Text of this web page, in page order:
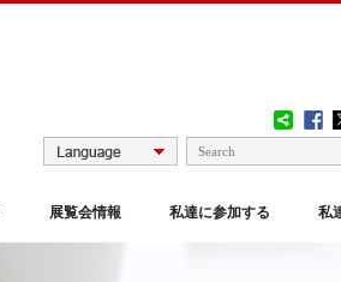
展覧会情報 私達に参加する 私